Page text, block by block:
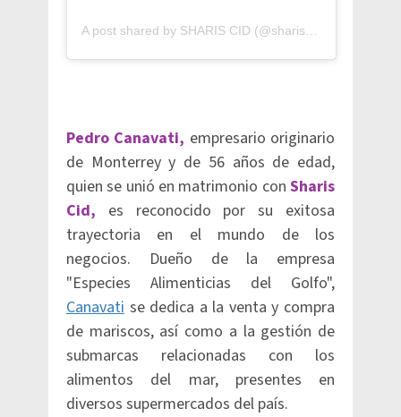
A post shared by SHARIS CID (@shariscid)
Pedro Canavati, empresario originario
de Monterrey y de 56 años de edad,
quien se unió en matrimonio con Sharis
Cid, es reconocido por su exitosa
trayectoria en el mundo de los
negocios. Dueño de la empresa
"Especies Alimenticias del Golfo",
Canavati se dedica a la venta y compra
de mariscos, así como a la gestión de
submarcas relacionadas con los
alimentos del mar, presentes en
diversos supermercados del país.